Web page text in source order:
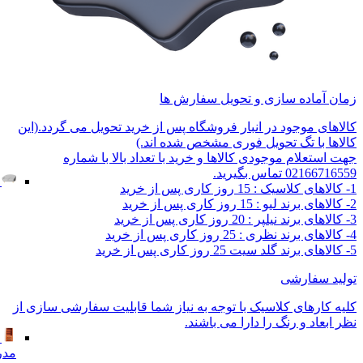
زمان آماده سازی و تحویل سفارش ها
کالاهای موجود در انبار فروشگاه پس از خرید تحویل می گردد.(این
کالاها با تگ تحویل فوری مشخص شده اند.)
جهت استعلام موجودی کالاها و خرید با تعداد بالا با شماره
02166716559 تماس بگیرید.
1- کالاهای کلاسیک : 15 روز کاری پس از خرید
2- کالاهای برند لیو : 15 روز کاری پس از خرید
3- کالاهای برند نیلپر : 20 روز کاری پس از خرید
4- کالاهای برند نظری : 25 روز کاری پس از خرید
5- کالاهای برند گلد سیت 25 روز کاری پس از خرید
تولید سفارشی
کلیه کارهای کلاسیک با توجه به نیاز شما قابلیت سفارشی سازی از
نظر ابعاد و رنگ را دارا می باشند.